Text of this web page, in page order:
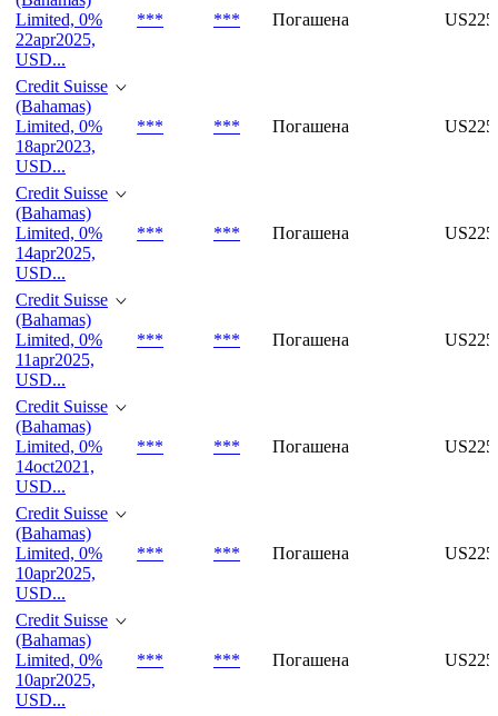
Limited, 0%
22apr2025,
USD...
*** *** Погашена
Credit Suisse
(Bahamas)
Limited, 0%
18apr2023,
USD...
*** *** Погашена
Credit Suisse
(Bahamas)
Limited, 0%
14apr2025,
USD...
*** *** Погашена
Credit Suisse
(Bahamas)
Limited, 0%
11apr2025,
USD...
*** *** Погашена
Credit Suisse
(Bahamas)
Limited, 0%
14oct2021,
USD...
*** *** Погашена
Credit Suisse
(Bahamas)
Limited, 0%
10apr2025,
USD...
*** *** Погашена
Credit Suisse
(Bahamas)
Limited, 0%
10apr2025,
USD...
*** *** Погашена